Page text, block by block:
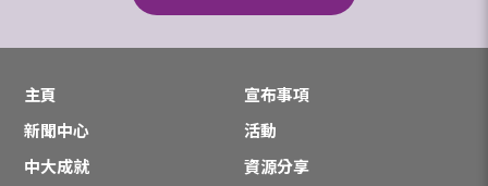
主頁
宣布事項
新聞中心
活動
中大成就
資源分享